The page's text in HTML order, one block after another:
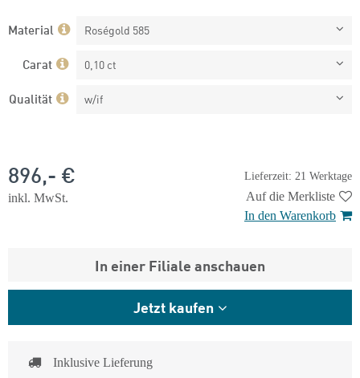
Material Roségold 585
Carat 0,10 ct
Qualität w/if
Lieferzeit: 21 Werktage
896,- €
inkl. MwSt.
Auf die Merkliste
In den Warenkorb
In einer Filiale anschauen
Jetzt kaufen
Inklusive Lieferung